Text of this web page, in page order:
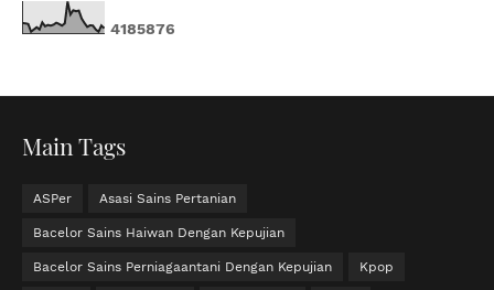
4185876
Main Tags
ASPer Asasi Sains Pertanian
Bacelor Sains Haiwan Dengan Kepujian
Bacelor Sains Perniagaantani Dengan Kepujian Kpop